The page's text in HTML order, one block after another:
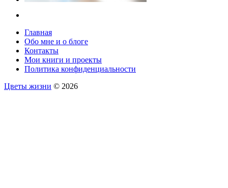
Главная
Обо мне и о блоге
Контакты
Мои книги и проекты
Политика конфиденциальности
Цветы жизни © 2026